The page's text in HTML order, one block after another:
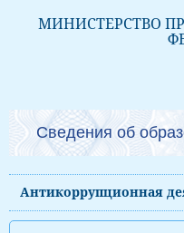
МИНИСТЕРСТВО
Сведения об
Антикоррупционная